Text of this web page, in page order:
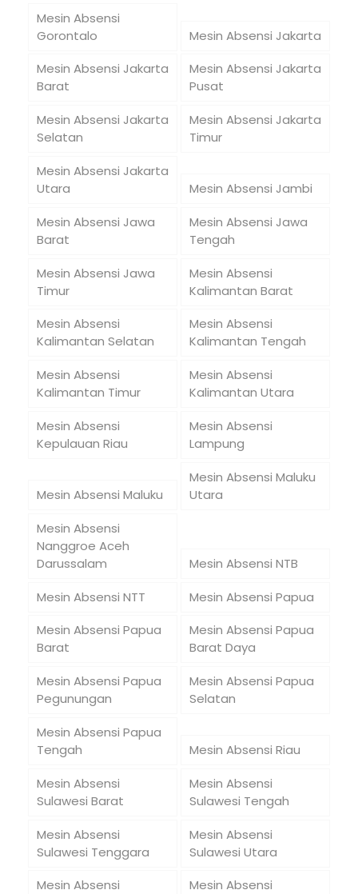
Mesin Absensi
Gorontalo
Mesin Absensi Jakarta
Mesin Absensi Jakarta
Barat
Mesin Absensi Jakarta
Pusat
Mesin Absensi Jakarta
Selatan
Mesin Absensi Jakarta
Timur
Mesin Absensi Jakarta
Utara
Mesin Absensi Jambi
Mesin Absensi Jawa
Barat
Mesin Absensi Jawa
Tengah
Mesin Absensi Jawa
Timur
Mesin Absensi
Kalimantan Barat
Mesin Absensi
Kalimantan Selatan
Mesin Absensi
Kalimantan Tengah
Mesin Absensi
Kalimantan Timur
Mesin Absensi
Kalimantan Utara
Mesin Absensi
Kepulauan Riau
Mesin Absensi
Lampung
Mesin Absensi Maluku
Mesin Absensi Maluku
Utara
Mesin Absensi
Nanggroe Aceh
Darussalam
Mesin Absensi NTB
Mesin Absensi NTT
Mesin Absensi Papua
Mesin Absensi Papua
Barat
Mesin Absensi Papua
Barat Daya
Mesin Absensi Papua
Pegunungan
Mesin Absensi Papua
Selatan
Mesin Absensi Papua
Tengah
Mesin Absensi Riau
Mesin Absensi
Sulawesi Barat
Mesin Absensi
Sulawesi Tengah
Mesin Absensi
Sulawesi Tenggara
Mesin Absensi
Sulawesi Utara
Mesin Absensi
Mesin Absensi